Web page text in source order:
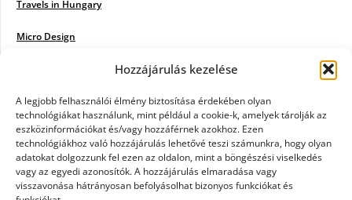
Hozzájárulás kezelése
A legjobb felhasználói élmény biztosítása érdekében olyan
technológiákat használunk, mint például a cookie-k, amelyek tárolják az
eszközinformációkat és/vagy hozzáférnek azokhoz. Ezen
technológiákhoz való hozzájárulás lehetővé teszi számunkra, hogy olyan
adatokat dolgozzunk fel ezen az oldalon, mint a böngészési viselkedés
vagy az egyedi azonosítók. A hozzájárulás elmaradása vagy
visszavonása hátrányosan befolyásolhat bizonyos funkciókat és
Travels in Hungary
Micro Design
Poiwiki
Öntözőrendszer
Jazz Steps
Unicorn Multipro